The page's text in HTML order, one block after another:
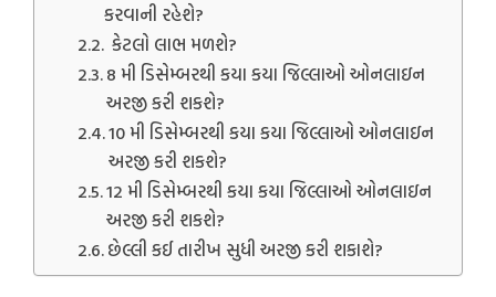
કરવાની રહેશે?
કેટલો લાભ મળશે?
8 મી ડિસેમ્બરથી કયા કયા જિલ્લાઓ ઓનલાઇન
અરજી કરી શકશે?
10 મી ડિસેમ્બરથી કયા કયા જિલ્લાઓ ઓનલાઇન
અરજી કરી શકશે?
12 મી ડિસેમ્બરથી કયા કયા જિલ્લાઓ ઓનલાઇન
અરજી કરી શકશે?
છેલ્લી કઈ તારીખ સુધી અરજી કરી શકાશે?